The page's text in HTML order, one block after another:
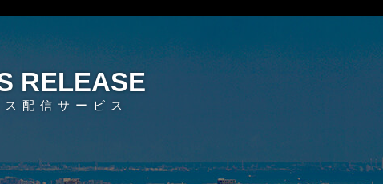
RELEASE
配信サービス